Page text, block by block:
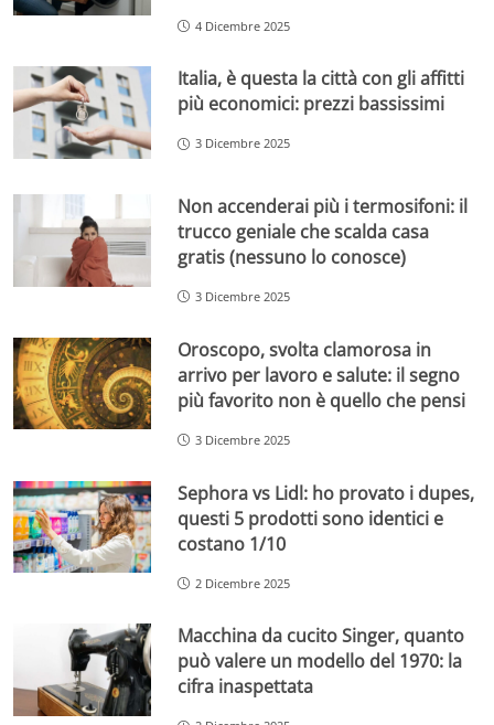
4 Dicembre 2025
Italia, è questa la città con gli affitti
più economici: prezzi bassissimi
3 Dicembre 2025
Non accenderai più i termosifoni: il
trucco geniale che scalda casa
gratis (nessuno lo conosce)
3 Dicembre 2025
Oroscopo, svolta clamorosa in
arrivo per lavoro e salute: il segno
più favorito non è quello che pensi
3 Dicembre 2025
Sephora vs Lidl: ho provato i dupes,
questi 5 prodotti sono identici e
costano 1/10
2 Dicembre 2025
Macchina da cucito Singer, quanto
può valere un modello del 1970: la
cifra inaspettata